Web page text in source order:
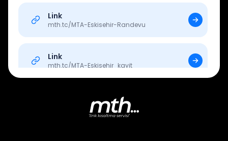
Link
mth.tc/MTA-Eskisehir-Randevu
Link
mth.tc/MTA-Eskisehir_kayit
MTA-Egitim-planlama